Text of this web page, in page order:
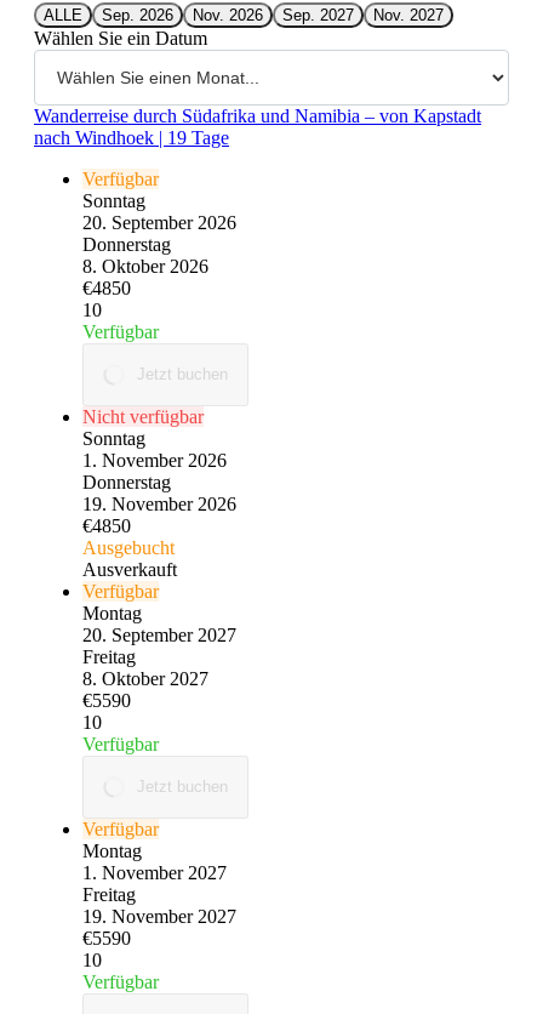
ALLE Sep. 2026 Nov. 2026 Sep. 2027 Nov. 2027
Wählen Sie ein Datum
Wanderreise durch Südafrika und Namibia – von Kapstadt
nach Windhoek | 19 Tage
Verfügbar
Sonntag
20. September 2026
Donnerstag
8. Oktober 2026
€4850
10
Verfügbar
Jetzt buchen
Nicht verfügbar
Sonntag
1. November 2026
Donnerstag
19. November 2026
€4850
Ausgebucht
Ausverkauft
Verfügbar
Montag
20. September 2027
Freitag
8. Oktober 2027
€5590
10
Verfügbar
Jetzt buchen
Verfügbar
Montag
1. November 2027
Freitag
19. November 2027
€5590
10
Verfügbar